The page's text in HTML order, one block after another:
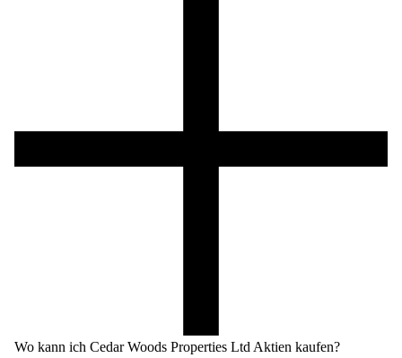
Wo kann ich Cedar Woods Properties Ltd Aktien kaufen?